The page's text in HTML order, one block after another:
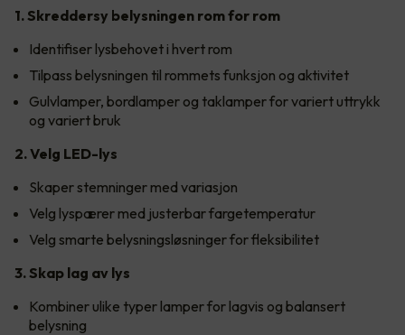
1. Skreddersy belysningen rom for rom
Identifiser lysbehovet i hvert rom
Tilpass belysningen til rommets funksjon og aktivitet
Gulvlamper, bordlamper og taklamper for variert uttrykk
og variert bruk
2. Velg LED-lys
Skaper stemninger med variasjon
Velg lyspærer med justerbar fargetemperatur
Velg smarte belysningsløsninger for fleksibilitet
3. Skap lag av lys
Kombiner ulike typer lamper for lagvis og balansert
belysning